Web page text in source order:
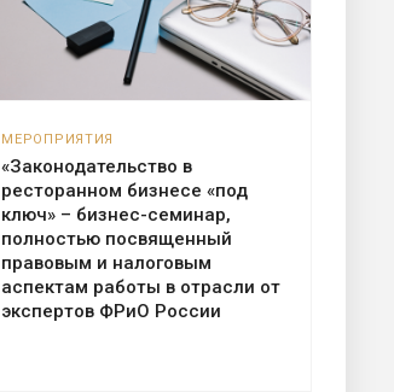
МЕРОПРИЯТИЯ
«Законодательство в
ресторанном бизнесе «под
ключ» – бизнес-семинар,
полностью посвященный
правовым и налоговым
аспектам работы в отрасли от
экспертов ФРиО России